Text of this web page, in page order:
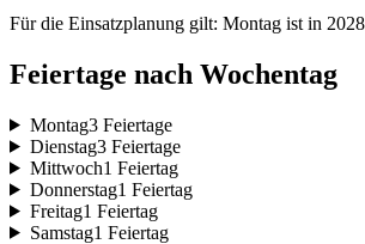
Für die Einsatzplanung gilt: Montag ist in
Feiertage nach Wochentag
Montag3 Feiertage
Dienstag3 Feiertage
Mittwoch1 Feiertag
Donnerstag1 Feiertag
Freitag1 Feiertag
Samstag1 Feiertag